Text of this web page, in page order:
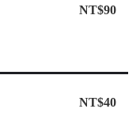
NT$90
NT$40